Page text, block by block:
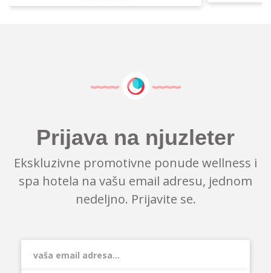
Prijava na njuzleter
Ekskluzivne promotivne ponude wellness i
spa hotela na vašu email adresu, jednom
nedeljno. Prijavite se.